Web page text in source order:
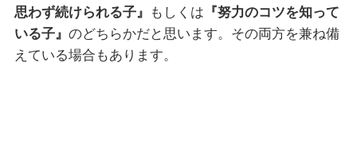
思わず続けられる子』
もしくは 『努力のコツを知って
いる子』 のどちらかだと思います。その両方を兼ね備
えている場合もあります。